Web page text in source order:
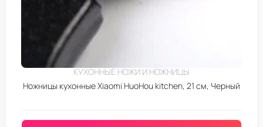
КУХОННЫЕ НОЖИ И НОЖНИЦЫ
Ножницы кухонные Xiaomi HuoHou kitchen, 21 см, Черный